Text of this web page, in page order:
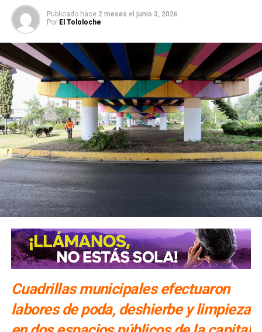
Publicado hace 2 meses el junio 3, 2026
Por El Tololoche
Cuadrillas municipales efectuaron
labores de poda, deshierbe y limpieza